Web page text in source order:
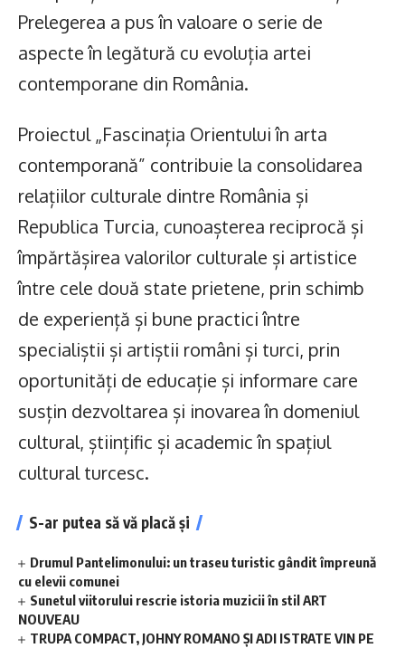
Prelegerea a pus în valoare o serie de
aspecte în legătură cu evoluția artei
contemporane din România.
Proiectul „Fascinația Orientului în arta
contemporană” contribuie la consolidarea
relațiilor culturale dintre România și
Republica Turcia, cunoașterea reciprocă și
împărtășirea valorilor culturale și artistice
între cele două state prietene, prin schimb
de experiență și bune practici între
specialiștii și artiștii români și turci, prin
oportunități de educație și informare care
susțin dezvoltarea și inovarea în domeniul
cultural, științific și academic în spațiul
cultural turcesc.
S-ar putea să vă placă și
Drumul Pantelimonului: un traseu turistic gândit împreună
cu elevii comunei
Sunetul viitorului rescrie istoria muzicii în stil ART
NOUVEAU
TRUPA COMPACT, JOHNY ROMANO ȘI ADI ISTRATE VIN PE